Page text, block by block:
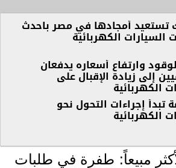
تستعيد أمجادها في مصر باحدث
السيارات الكهربائية
وارتفاع أسعاره يدفعان
إلى زيادة الإقبال على
الكهربائية
تبدأ إجراءات التحول نحو
الكهربائية
مبيعاً: طفرة في طلبات